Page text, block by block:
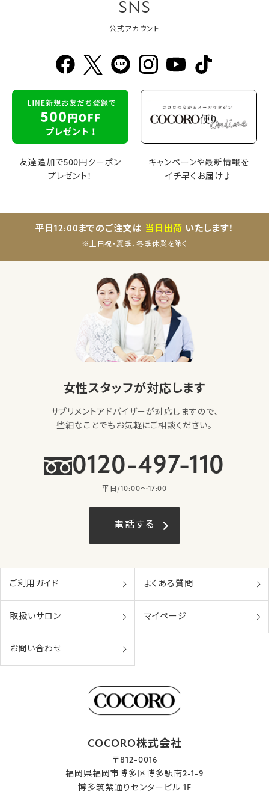
SNS
公式アカウント
友達追加で500円クーポン
プレゼント！
キャンペーンや最新情報を
イチ早くお届け♪
平日12:00までのご注文は 当日出荷 いたします！
※土日祝・夏季、冬季休業を除く
女性スタッフが対応します
サプリメントアドバイザーが対応しますので、
些細なことでもお気軽にご相談ください。
0120-497-110
平日/10:00〜17:00
電話する
ご利用ガイド よくある質問
取扱いサロン マイページ
お問い合わせ
COCORO株式会社
〒812-0016
福岡県福岡市博多区博多駅南2-1-9
博多筑紫通りセンタービル 1F